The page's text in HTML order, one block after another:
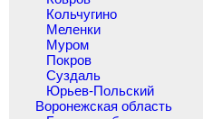
Кольчугино
Меленки
Муром
Покров
Суздаль
Юрьев-Польский
Воронежская область